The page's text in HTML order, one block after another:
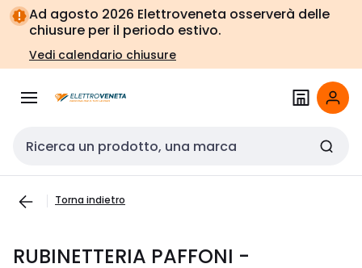
Vai alla
navigazione
Vai
alla
pagina
Ad agosto 2026 Elettroveneta osserverà delle
chiusure per il periodo estivo.
Vedi calendario chiusure
Cerca input
Torna indietro
RUBINETTERIA PAFFONI -